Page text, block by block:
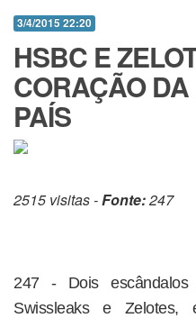
3/4/2015 22:20
HSBC E
CORAÇÃO
PAÍS
2515 visitas -Fonte:247
247 - Dois escândalos
Swissleaks e Zelotes,